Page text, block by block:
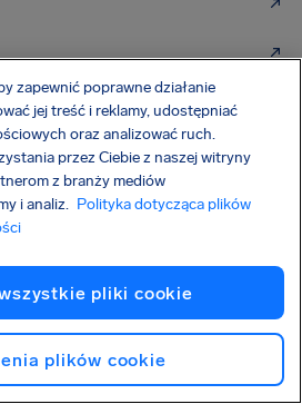
LOT
zapewnić poprawne działanie
jej treść i reklamy, udostępniać
oraz analizować ruch.
przez Ciebie z naszej witryny
z branży mediów
i analiz. Polityka dotycząca plików
pliki cookie
plików cookie